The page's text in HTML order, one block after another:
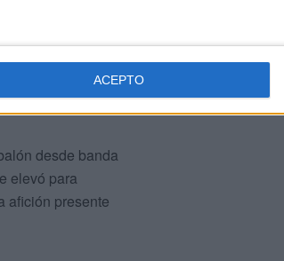
ACEPTO
verticalidad y
desde banda
elevó para
afición presente